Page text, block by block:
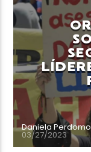
Daniela
03/27/2023